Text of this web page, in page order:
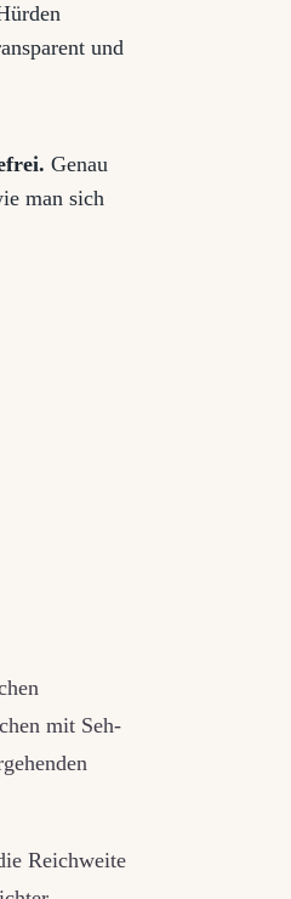
und
Genau
man sich
mit Seh-
Reichweite